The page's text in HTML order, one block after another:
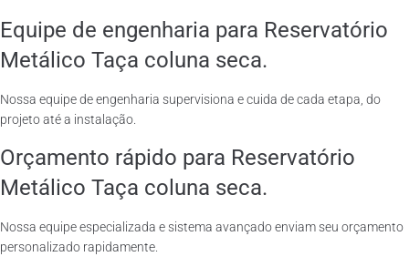
Equipe de engenharia para Reservatório
Metálico Taça coluna seca.
Nossa equipe de engenharia supervisiona e cuida de cada etapa, do
projeto até a instalação.
Orçamento rápido para Reservatório
Metálico Taça coluna seca.
Nossa equipe especializada e sistema avançado enviam seu orçamento
personalizado rapidamente.